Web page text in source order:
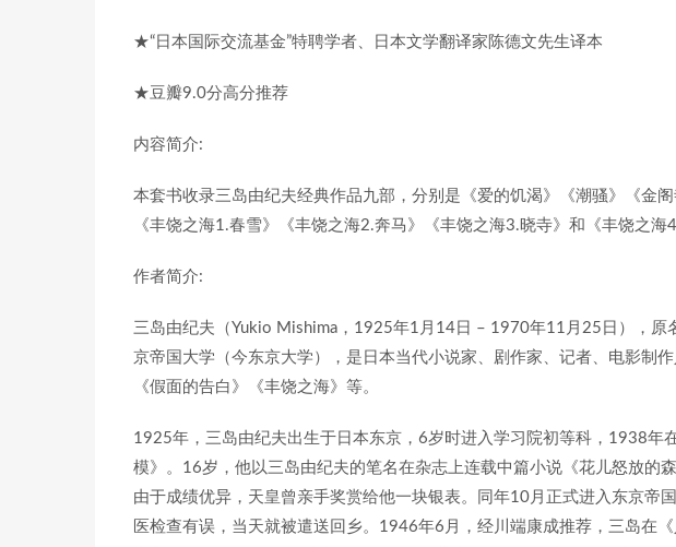
★“日本国际交流基金”特聘学者、日本文学翻译家陈德文先生译本
★豆瓣9.0分高分推荐
内容简介:
本套书收录三岛由纪夫经典作品九部，分别是《爱的饥渴》《潮骚》《金
《丰饶之海1.春雪》《丰饶之海2.奔马》《丰饶之海3.晓寺》和《丰饶之海
作者简介:
三岛由纪夫（Yukio Mishima，1925年1月14日 – 1970年11月25日），原
京帝国大学（今东京大学），是日本当代小说家、剧作家、记者、电影制
《假面的告白》《丰饶之海》等。
1925年，三岛由纪夫出生于日本东京，6岁时进入学习院初等科，1938年
模》。16岁，他以三岛由纪夫的笔名在杂志上连载中篇小说《花儿怒放的
由于成绩优异，天皇曾亲手奖赏给他一块银表。同年10月正式进入东京帝
医检查有误，当天就被遣送回乡。1946年6月，经川端康成推荐，三岛在